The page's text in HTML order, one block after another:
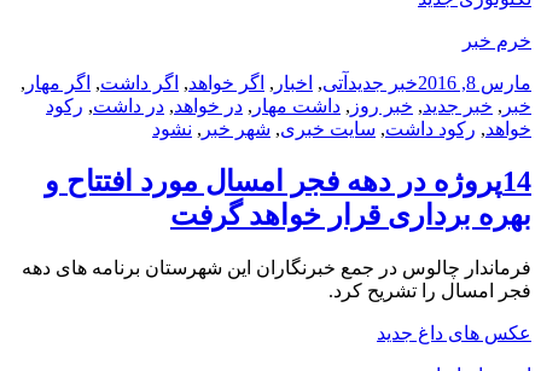
خرم خبر
ارسال
شده
در
مارس 8, 2016 نویسنده
دسته‌ها
خبر جدیدبرچسب‌ها
آتی, اخبار , اگر خواهد, اگر داشت, اگر مهار ,
خبر , خبر جدید, خبر روز , داشت مهار , در خواهد, در داشت, رکود
خواهد, رکود داشت, سایت خبری, شهر خبر , نشود
14پروژه در دهه فجر امسال مورد افتتاح و
بهره برداری قرار خواهد گرفت
فرماندار چالوس در جمع خبرنگاران این شهرستان برنامه های دهه
فجر امسال را تشریح کرد.
عکس های داغ جدید